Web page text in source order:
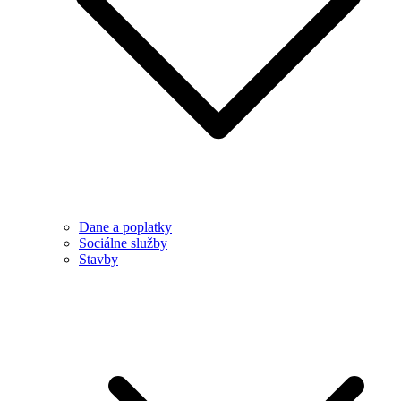
Dane a poplatky
Sociálne služby
Stavby